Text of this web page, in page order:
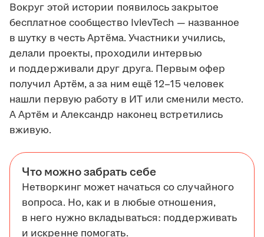
Вокруг этой истории появилось закрытое
бесплатное сообщество IvlevTech — названное
в шутку в честь Артёма. Участники учились,
делали проекты, проходили интервью
и поддерживали друг друга. Первым офер
получил Артём, а за ним ещё 12–15 человек
нашли первую работу в ИТ или сменили место.
А Артём и Александр наконец встретились
вживую.
Что можно забрать себе
Нетворкинг может начаться со случайного
вопроса. Но, как и в любые отношения,
в него нужно вкладываться: поддерживать
и искренне помогать.